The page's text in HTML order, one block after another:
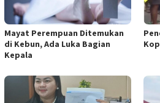
Mayat Perempuan Ditemukan
di Kebun, Ada Luka Bagian
Kepala